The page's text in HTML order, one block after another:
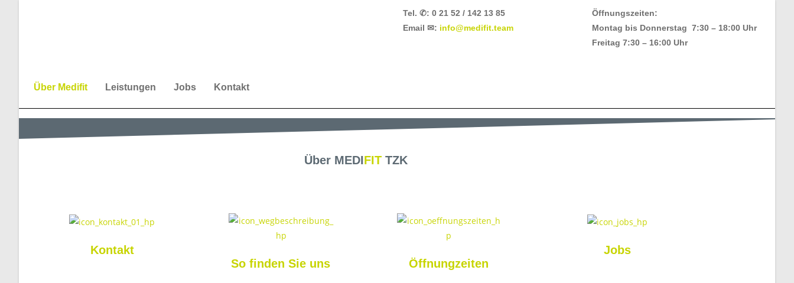
Tel. ✆: 0 21 52 / 142 13 85
Email ✉: info@medifit.team
Öffnungszeiten:
Montag bis Donnerstag 7:30 – 18:00 Uhr
Freitag 7:30 – 16:00 Uhr
Über Medifit Leistungen Jobs Kontakt
Über MEDIFIT TZK
Kontakt
So finden Sie uns
Öffnungzeiten
Jobs